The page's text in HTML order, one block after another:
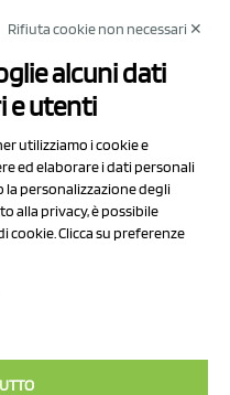
Vignola 315/1
(MO)
50.000,00 i.v.
Rifiuta cookie non necessari ✕
alcuni dati
e utenti
utilizziamo i cookie e
ed elaborare i dati personali
la personalizzazione degli
alla privacy, è possibile
cookie. Clicca su preferenze